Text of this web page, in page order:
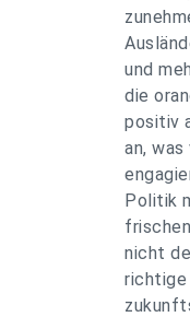
und
die
positiv
an,
Politik
nicht
richtige